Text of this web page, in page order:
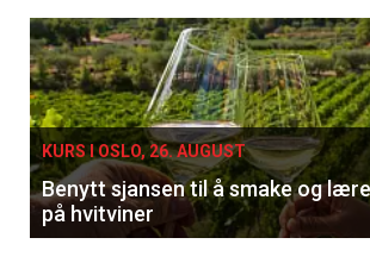
kan fritt velge hvilke du
tilsendt.
Registrer deg
Events
single
KURS I OSLO, 26. AUGUST
Benytt sjansen til å smake og
på hvitviner